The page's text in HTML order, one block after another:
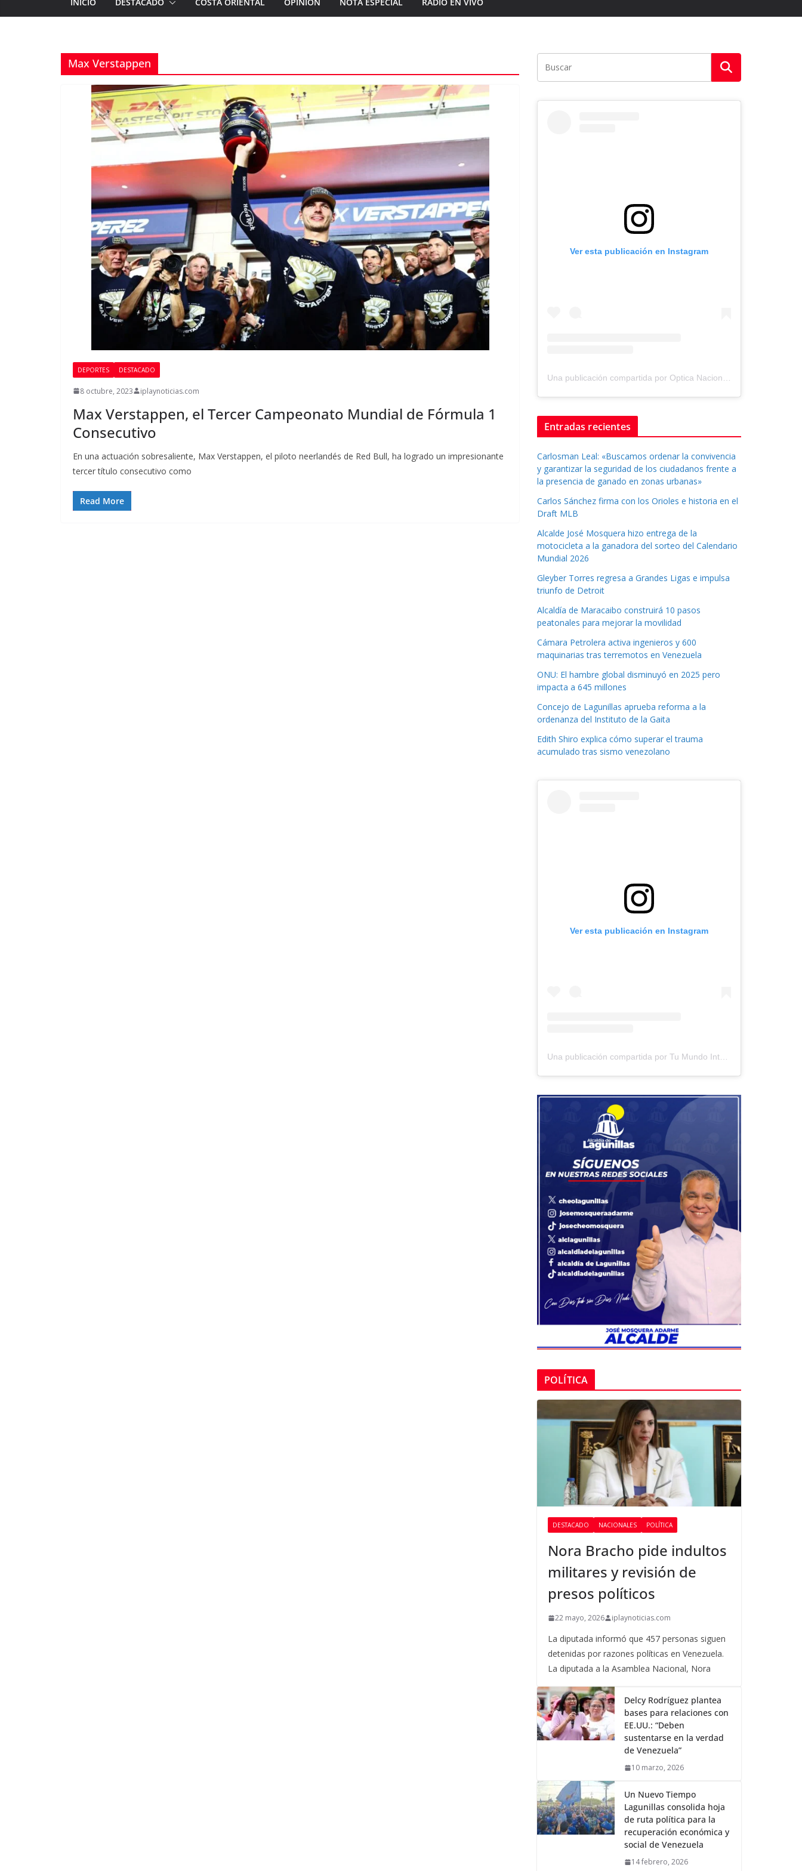
Max Verstappen
DEPORTES DESTACADO
8 octubre, 2023 iplaynoticias.com
Max Verstappen, el Tercer Campeonato Mundial de Fórmula 1
Consecutivo
En una actuación sobresaliente, Max Verstappen, el piloto neerlandés de Red Bull, ha logrado un impresionante
tercer título consecutivo como
Read More
Ver esta publicación en Instagram
Una publicación compartida por Optica Nacional ® (@tuopticanacional)
Entradas recientes
Carlosman Leal: «Buscamos ordenar la convivencia
y garantizar la seguridad de los ciudadanos frente a
la presencia de ganado en zonas urbanas»
Carlos Sánchez firma con los Orioles e historia en el
Draft MLB
Alcalde José Mosquera hizo entrega de la
motocicleta a la ganadora del sorteo del Calendario
Mundial 2026
Gleyber Torres regresa a Grandes Ligas e impulsa
triunfo de Detroit
Alcaldía de Maracaibo construirá 10 pasos
peatonales para mejorar la movilidad
Cámara Petrolera activa ingenieros y 600
maquinarias tras terremotos en Venezuela
ONU: El hambre global disminuyó en 2025 pero
impacta a 645 millones
Concejo de Lagunillas aprueba reforma a la
ordenanza del Instituto de la Gaita
Edith Shiro explica cómo superar el trauma
acumulado tras sismo venezolano
Ver esta publicación en Instagram
Una publicación compartida por Tu Mundo Inter (@tumundointer)
POLÍTICA
DESTACADO NACIONALES POLÍTICA
Nora Bracho pide indultos
militares y revisión de
presos políticos
22 mayo, 2026 iplaynoticias.com
La diputada informó que 457 personas siguen
detenidas por razones políticas en Venezuela.
La diputada a la Asamblea Nacional, Nora
Delcy Rodríguez plantea
bases para relaciones con
EE.UU.: “Deben
sustentarse en la verdad
de Venezuela”
10 marzo, 2026
Un Nuevo Tiempo
Lagunillas consolida hoja
de ruta política para la
recuperación económica y
social de Venezuela
14 febrero, 2026